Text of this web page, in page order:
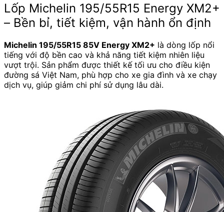
Lốp Michelin 195/55R15 Energy XM2+
– Bền bỉ, tiết kiệm, vận hành ổn định
Michelin 195/55R15 85V Energy XM2+ là dòng lốp nổi
tiếng với độ bền cao và khả năng tiết kiệm nhiên liệu
vượt trội. Sản phẩm được thiết kế tối ưu cho điều kiện
đường sá Việt Nam, phù hợp cho xe gia đình và xe chạy
dịch vụ, giúp giảm chi phí sử dụng lâu dài.